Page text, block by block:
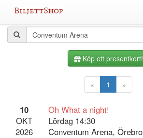
Alla
evenemangKöp ett presentkort!
« 1 »
10
OKT
2026
Oh What a night!
Lördag 14:30
Conventum Arena, Örebro